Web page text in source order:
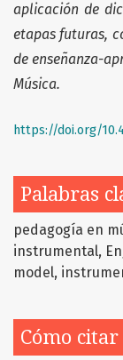
Palabras
pedagogía en
instrumental
model,
Cómo citar
aplicación de
etapas futuras,
de enseñanza-
Música.
https://doi.org/